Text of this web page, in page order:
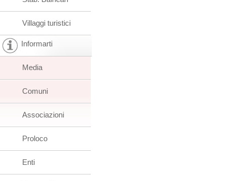
Villaggi turistici
Informarti
Media
Comuni
Associazioni
Proloco
Enti